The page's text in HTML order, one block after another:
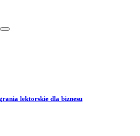
lektorskie dla biznesu